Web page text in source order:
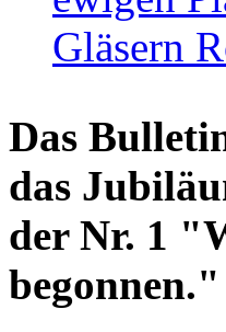
Gläsern
Das
das
der Nr. 1
begonnen."